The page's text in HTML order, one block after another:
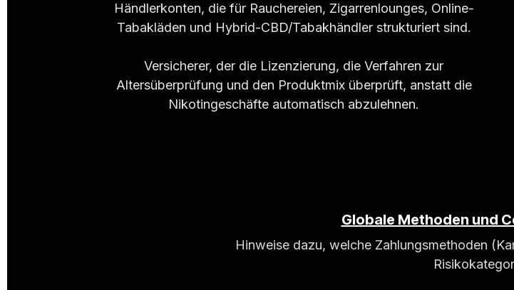
Händlerkonten, die für Rauchereien, Zigarrenlounges, Online-
Tabakläden und Hybrid-CBD/Tabakhändler strukturiert sind.
Versicherer, der die Lizenzierung, die Verfahren zur
Altersüberprüfung und den Produktmix überprüft, anstatt die
Nikotingeschäfte automatisch abzulehnen.
Globale Methoden und
Hinweise dazu, welche Zahlungsmethoden